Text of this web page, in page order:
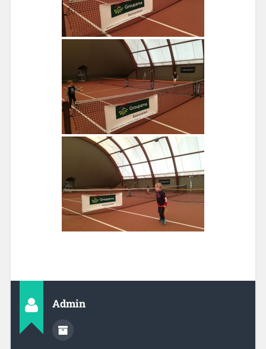
Admin